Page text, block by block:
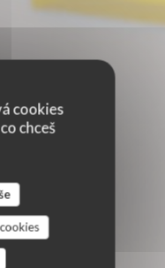
cookies
chceš